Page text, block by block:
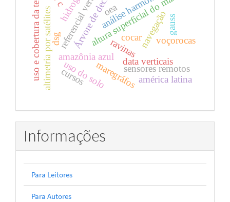
data verticais
amazônia azul
voçorocas
ravinas
uso do solo
Árvore de decisão
altimetria por satélites altura superficial do mar
uso e cobertura da terra referencial vertical
maregráfossensores remotos
navegação
cocar
dsg
gauss
américa latina
oea
cursos
Informações
Para Leitores
Para Autores